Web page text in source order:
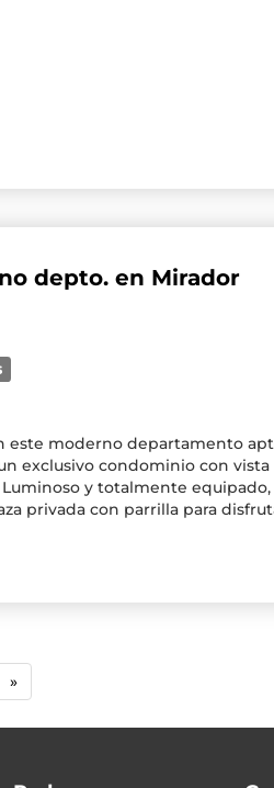
depto. en Mirador
este moderno departamento
exclusivo condominio con vista
y totalmente equipado,
privada con parrilla para
»